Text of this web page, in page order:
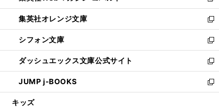
開
く
ウ
で
開
く
ン
ド
ウ
で
開
く
し
い
ウ
ィ
ン
ド
ウ
で
開
集英社オレンジ文庫
新
し
い
ウ
ィ
ン
ド
ウ
シフォン文庫
新
し
い
ウ
ィ
ン
ダッシュエックス文庫公式サイト
新
し
い
ウ
JUMP j-BOOKS
新
し
キッズ